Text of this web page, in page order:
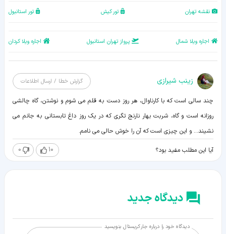
نقشه تهران تور کیش تور استانبول
اجاره ویلا شمال پرواز تهران استانبول اجاره ویلا کردان
زينب شيرازی گزارش خطا / ارسال اطلاعات
چند سالی است که با کارناوال، هر روز دست به قلم می شوم و نوشتن، گاه چالشی
روزانه است و گاه، شربت بهار نارنج تگری که در یک روز داغ تابستانی به جانم می
نشیند... و این چیزی است که آن را خوش حالی می نامم.
آیا این مطلب مفید بود؟ 10
0
دیدگاه جدید
دیدگاه خود را درباره جار کریستال بنویسید